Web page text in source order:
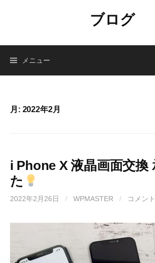
ン
ブログ
メニュー
月: 2022年2月
i Phone X 液晶画面交換
た
2022年2月26日 / WPMASTER / コメン